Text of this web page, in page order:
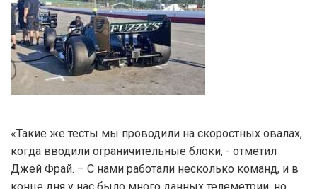
«Такие же тесты мы проводили на скоростных овалах,
когда вводили ограничительные блоки, - отметил
Джей Фрай. – С нами работали несколько команд, и в
конце дня у нас было много данных телеметрии, но,